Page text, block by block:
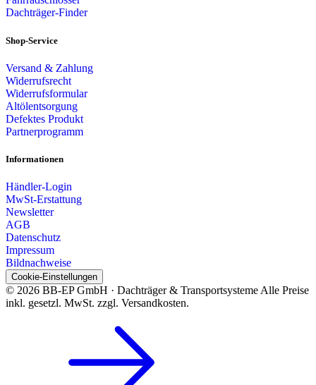
Dachträger-Finder
Shop-Service
Versand & Zahlung
Widerrufsrecht
Widerrufsformular
Altölentsorgung
Defektes Produkt
Partnerprogramm
Informationen
Händler-Login
MwSt-Erstattung
Newsletter
AGB
Datenschutz
Impressum
Bildnachweise
Cookie-Einstellungen
© 2026 BB-EP GmbH · Dachträger & Transportsysteme Alle Preise
inkl. gesetzl. MwSt. zzgl. Versandkosten.